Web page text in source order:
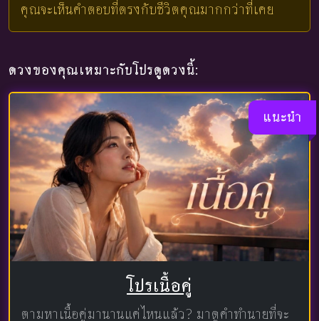
คุณจะเห็นคำตอบที่ตรงกับชีวิตคุณมากกว่าที่เคย
ดวงของคุณเหมาะกับโปรดูดวงนี้:
แนะนำ
โปรเนื้อคู่
ตามหาเนื้อคู่มานานแค่ไหนแล้ว? มาดูคำทำนายที่จะ